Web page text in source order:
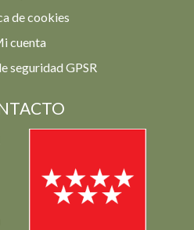
de cookies
cuenta
seguridad GPSR